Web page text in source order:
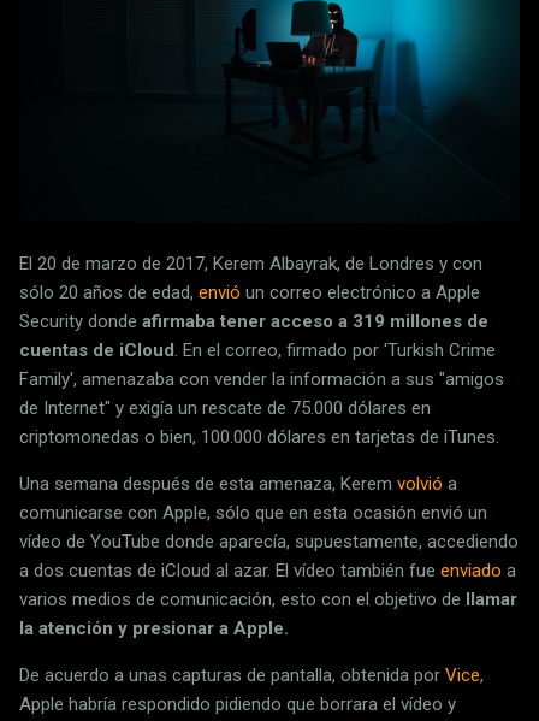
El 20 de marzo de 2017, Kerem Albayrak, de Londres y con
sólo 20 años de edad, envió un correo electrónico a Apple
Security donde afirmaba tener acceso a 319 millones de
cuentas de iCloud . En el correo, firmado por 'Turkish Crime
Family', amenazaba con vender la información a sus "amigos
de Internet" y exigía un rescate de 75.000 dólares en
criptomonedas o bien, 100.000 dólares en tarjetas de iTunes.
Una semana después de esta amenaza, Kerem volvió a
comunicarse con Apple, sólo que en esta ocasión envió un
vídeo de YouTube donde aparecía, supuestamente, accediendo
a dos cuentas de iCloud al azar. El vídeo también fue enviado a
varios medios de comunicación, esto con el objetivo de
llamar
la atención y presionar a Apple.
De acuerdo a unas capturas de pantalla, obtenida por Vice,
Apple habría respondido pidiendo que borrara el vídeo y